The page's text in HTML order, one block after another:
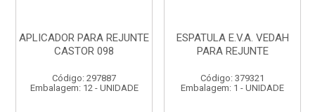
APLICADOR PARA REJUNTE
CASTOR 098
Código: 297887
Embalagem: 12 - UNIDADE
ESPATULA E.V.A. VEDAH
PARA REJUNTE
Código: 379321
Embalagem: 1 - UNIDADE